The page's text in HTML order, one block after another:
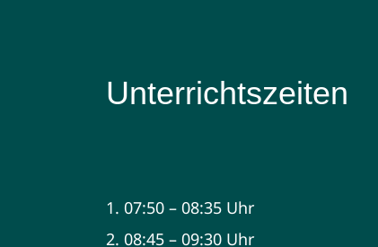
Unterrichtszeiten
1. 07:50 – 08:35 Uhr
2. 08:45 – 09:30 Uhr